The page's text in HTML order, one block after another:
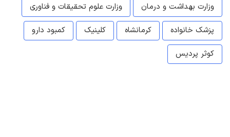
وزارت بهداشت و درمان
وزارت علوم تحقیقات و فناوری
پزشک خانواده
کرمانشاه کلینیک
کمبود دارو
کوثر پردیس